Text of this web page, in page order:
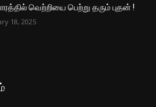
வெற்றியை பெற்று தரும் புதன் !
18, 2025